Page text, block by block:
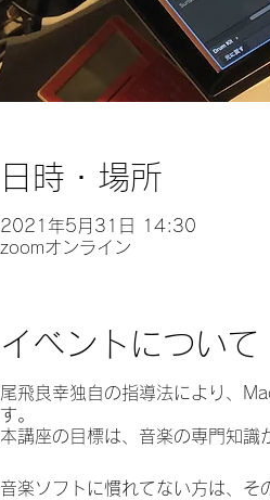
日時・場所
2021年5月31日 14:30
zoomオンライン
イベントについて
尾飛良幸独自の指導法により、
す。
本講座の目標は、音楽の専門知識
音楽ソフトに慣れてない方は、そ